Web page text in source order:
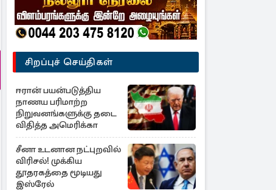
சிறப்புச் செய்திகள்
ஈரான் பயன்படுத்திய
நாணய பரிமாற்ற
நிறுவனங்களுக்கு தடை
விதித்த அமெரிக்கா
சீனா உடனான நட்புறவில்
விரிசல்! முக்கிய
தூதரகத்தை மூடியது
இஸ்ரேல்